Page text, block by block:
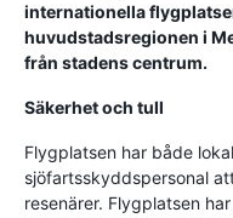
internationella
huvudstadsregionen i
från stadens centrum.
Säkerhet och tull
Flygplatsen har både
sjöfartsskyddspersonal
resenärer. Flygplatsen